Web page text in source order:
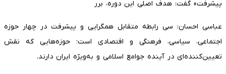
پیشرفت» گفت: هدف اصلی این دوره، برر
عباسی احسان: سی رابطه متقابل همگرایی و پیشرفت در چهار حوزه
اجتماعی، سیاسی، فرهنگی و اقتصادی است؛ حوزه‌هایی که نقش
تعیین‌کننده‌ای در آینده جوامع اسلامی و به‌ویژه ایران دارند.